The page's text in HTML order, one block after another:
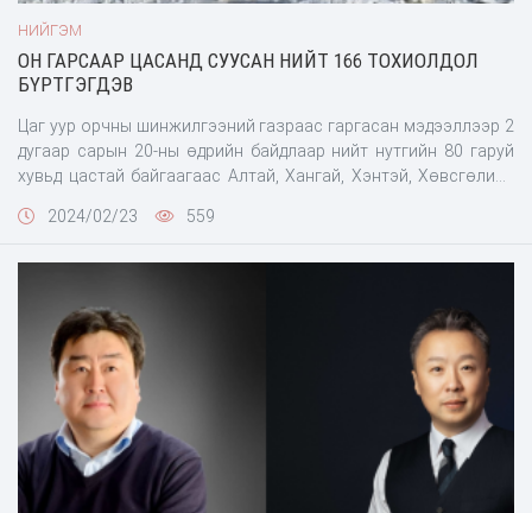
НИЙГЭМ
ОН ГАРСААР ЦАСАНД СУУСАН НИЙТ 166 ТОХИОЛДОЛ
БҮРТГЭГДЭВ
Цаг уур орчны шинжилгээний газраас гаргасан мэдээллээр 2
дугаар сарын 20-ны өдрийн байдлаар нийт нутгийн 80 гаруй
хувьд цастай байгаагаас Алтай, Хангай, Хэнтэй, Хөвсгөлийн
болон говийн нутгийн зарим хэсгээр 10-51 см, бусад нутагт 1-
суусан дуудлага Онцгой байдлын байгууллагад тогтмол
бүртгэгдэж байна. Он гарсаар цасанд суусан нийт 166
тохиолдол бүртгэгдэж, төв орон нутгийн Онцгой байдлын
байгууллагын алба хаагчид үүрэг гүйцэтгэн, 2487 иргэний /
том хүн 2179, хүүхэд 308/ аюулгүй байдлыг хангаж, 613
тээврийн хэрэгслийг татан гаргалаа.Иймд иргэд хол, ойрын
замд гарахдаа зорчигчдын аюулгүй байдлыг хангаж, дулаан
хувцас хэрэглэл, техникийн бүрэн бүтэн байдлыг хангахыг
2024/02/23 559